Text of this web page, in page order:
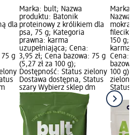
dla
75 g
Marka: bult; Nazwa
produktu: Batonik
proteinowy z królikiem dla
psa, 75 g; Kategoria
prawna: karma
uzupełniająca; Cena:
3,95 zł; Cena bazowa: 75 g
(5,27 zł za 100 g);
Dostępność: Status zielony
Dostawa dostępna, Status
szary Wybierz sklep dm
Marka:
Nazwa
mokra
fileciki z
150 g;
karma
Cena:
bazowa:
100 g);
zielony
Status
dm